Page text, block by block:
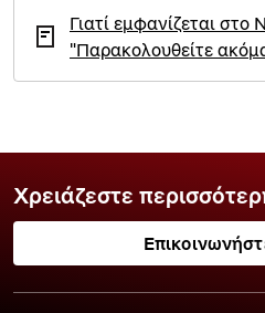
Γιατί εμφανίζεται
"Παρακολουθείτε
Χρειάζεστε